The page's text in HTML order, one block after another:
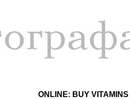
ONLINE: BUY